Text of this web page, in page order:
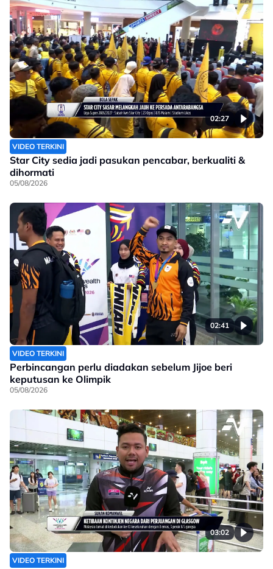
02:27
VIDEO TERKINI
Star City sedia jadi pasukan pencabar, berkualiti &
dihormati
05/08/2026
02:41
VIDEO TERKINI
Perbincangan perlu diadakan sebelum Jijoe beri
keputusan ke Olimpik
05/08/2026
03:02
VIDEO TERKINI